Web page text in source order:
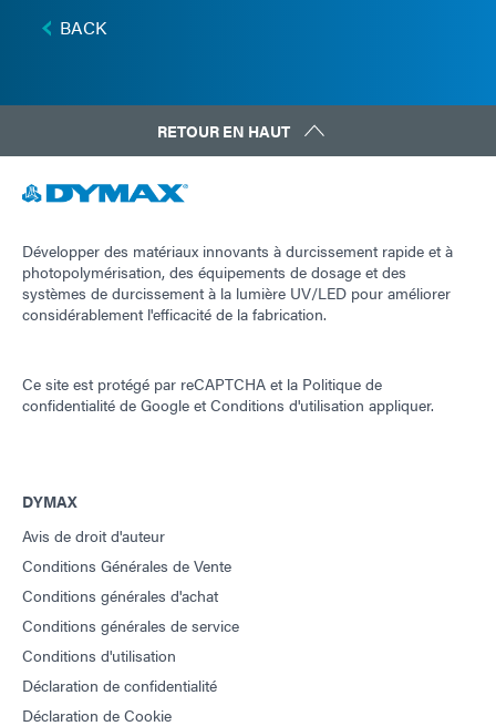
BACK
RETOUR EN HAUT
Développer des matériaux innovants à durcissement rapide et à
photopolymérisation, des équipements de dosage et des
systèmes de durcissement à la lumière UV/LED pour améliorer
considérablement l'efficacité de la fabrication.
Ce site est protégé par reCAPTCHA et la Politique de
confidentialité de Google etConditions d'utilisation appliquer.
DYMAX
Avis de droit d'auteur
Conditions Générales de Vente
Conditions générales d'achat
Conditions générales de service
Conditions d'utilisation
Déclaration de confidentialité
Déclaration de Cookie